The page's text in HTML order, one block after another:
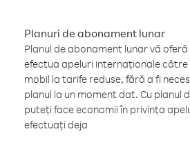
Planuri de abonament lunar
Planul de abonament lunar vă
efectua apeluri internaționale către
mobil la tarife reduse, fără a fi
planul la un moment dat. Cu planul
puteți face economii în privința
efectuați deja